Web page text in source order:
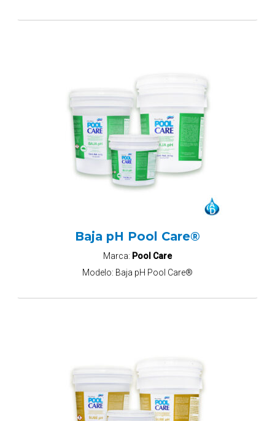
Baja pH Pool Care®
Marca: Pool Care
Modelo: Baja pH Pool Care®